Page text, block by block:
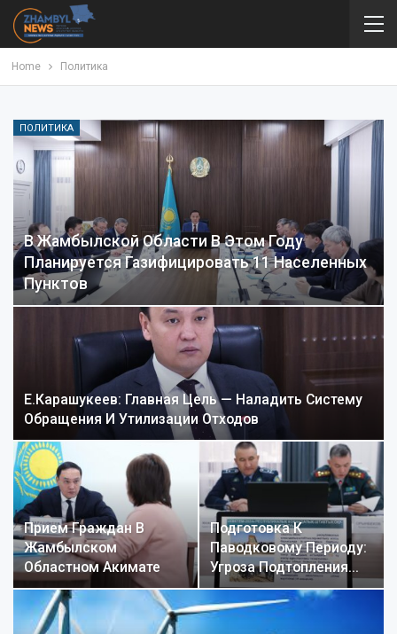
Home Политика
ПОЛИТИКА
В Жамбылской Области В Этом Году
Планируется Газифицировать 11 Населенных
Пунктов
Е.Карашукеев: Главная Цель — Наладить Систему
Обращения И Утилизации Отходов
Прием Граждан В
Жамбылском
Областном Акимате
Подготовка К
Паводковому Периоду:
Угроза Подтопления…